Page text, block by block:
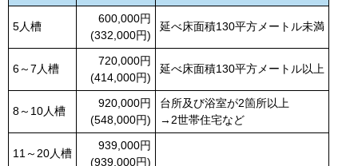
5人槽
600,000円
(332,000円)
延べ床面積130平方メートル未満
6～7人槽
720,000円
(414,000円)
延べ床面積130平方メートル以上
8～10人槽
920,000円
(548,000円)
台所及び浴室が2箇所以上
→2世帯住宅など
11～20人槽
939,000円
(939,000円)